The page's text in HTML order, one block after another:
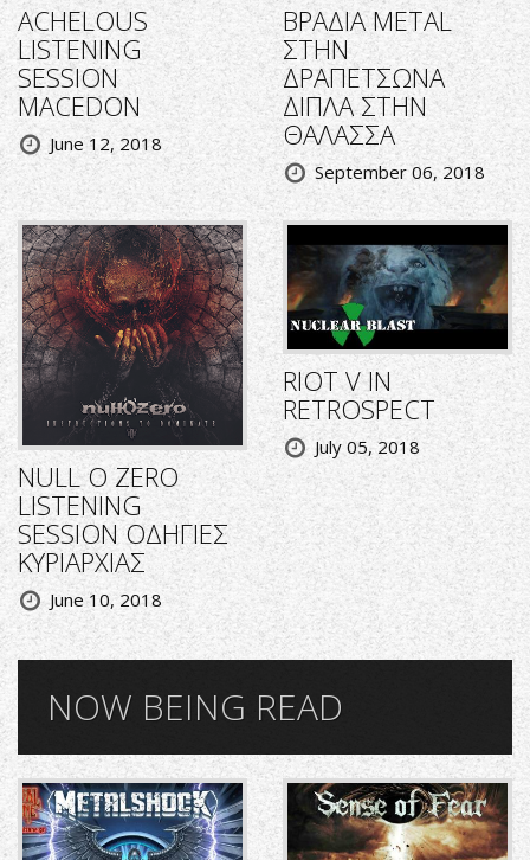
ACHELOUS
LISTENING
SESSION
MACEDON
June 12, 2018
ΒΡΑΔΙΑ METAL
ΣΤΗΝ
ΔΡΑΠΕΤΣΩΝΑ
ΔΙΠΛΑ ΣΤΗΝ
ΘΑΛΑΣΣΑ
September 06, 2018
NULL O ZERO
LISTENING
SESSION ΟΔΗΓΙΕΣ
ΚΥΡΙΑΡΧΙΑΣ
June 10, 2018
RIOT V IN
RETROSPECT
July 05, 2018
NOW BEING READ